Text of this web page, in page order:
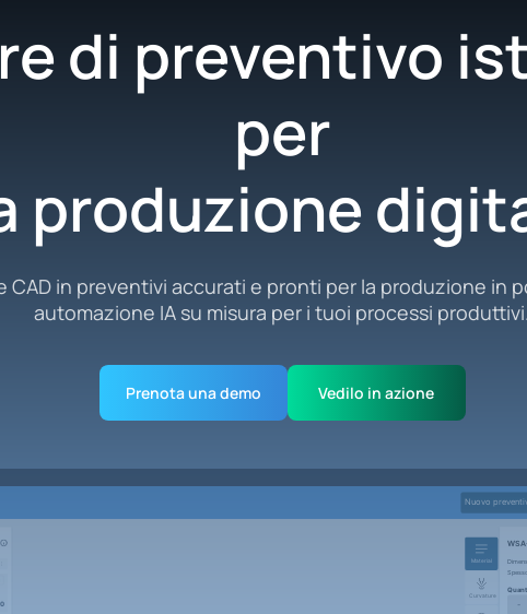
di preventivo
per
produzione
CAD in preventivi accurati e pronti per la produzione in
automazione IA su misura per i tuoi processi produttivi.
Prenota una demo Vedilo in azione